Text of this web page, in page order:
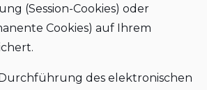
(Session-Cookies) oder
Cookies) auf Ihrem
des elektronischen